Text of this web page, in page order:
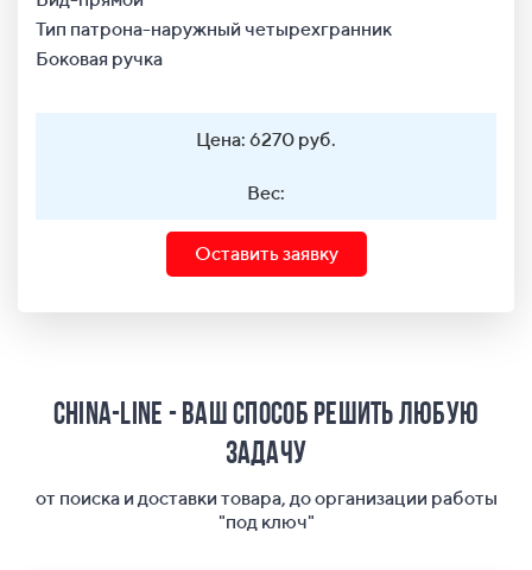
Тип патрона-наружный четырехгранник
Боковая ручка
Цена: 6270 руб.
Вес:
Оставить заявку
China-Line - ваш способ решить любую
задачу
от поиска и доставки товара, до организации работы
"под ключ"